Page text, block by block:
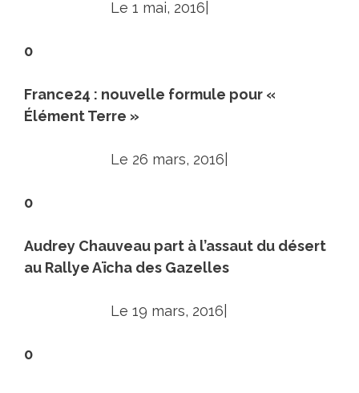
Le 1 mai, 2016|
0
France24 : nouvelle formule pour «
Élément Terre »
Le 26 mars, 2016|
0
Audrey Chauveau part à l’assaut du désert
au Rallye Aïcha des Gazelles
Le 19 mars, 2016|
0